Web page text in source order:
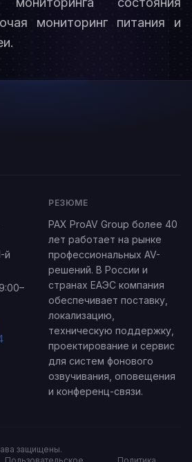
мониторинг питания и
й
РЕЗЮМЕ
PAX ProAV Group более 40
лет работает на рынке
профессиональных AV-
решений. В России и
странах ЕАЭС компания
обеспечивает поставку,
локализацию,
техническую поддержку,
проектирование и сервис
для систем фонового
озвучивания, оповещения
и конференц-связи.
защищены.